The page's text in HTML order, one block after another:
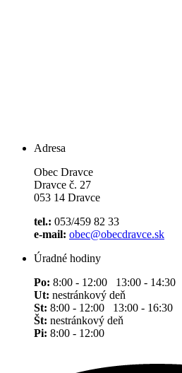
Adresa
Obec Dravce
Dravce č. 27
053 14 Dravce
tel.: 053/459 82 33
e-mail: obec@obecdravce.sk
Úradné hodiny
Po: 8:00 - 12:00 13:00 - 14:30
Ut: nestránkový deň
St: 8:00 - 12:00 13:00 - 16:30
Št: nestránkový deň
Pi: 8:00 - 12:00